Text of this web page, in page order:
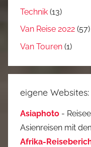
Technik (13)
Van Reise 2022 (57)
Van Touren (1)
eigene Websites:
Asiaphoto -
Asienreisen mit
Afrika-